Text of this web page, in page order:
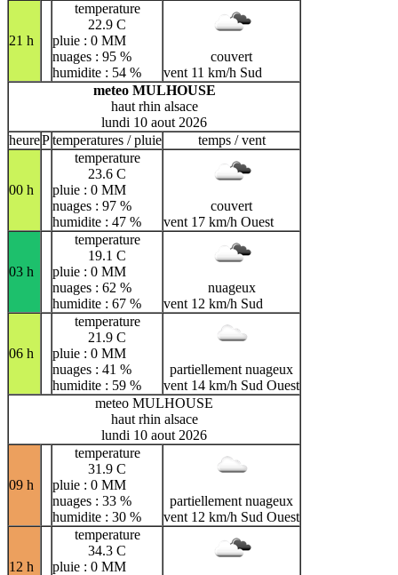
21 h
temperature
22.9 C
pluie : 0 MM
nuages : 95 %
humidite : 54 %
couvert
vent 11 km/h Sud
meteo MULHOUSE
haut rhin alsace
lundi 10 aout 2026
heurePtemperatures / pluie temps / vent
00 h
temperature
23.6 C
pluie : 0 MM
nuages : 97 %
humidite : 47 %
couvert
vent 17 km/h Ouest
03 h
temperature
19.1 C
pluie : 0 MM
nuages : 62 %
humidite : 67 %
nuageux
vent 12 km/h Sud
06 h
temperature
21.9 C
pluie : 0 MM
nuages : 41 %
humidite : 59 %
partiellement nuageux
vent 14 km/h Sud Ouest
meteo MULHOUSE
haut rhin alsace
lundi 10 aout 2026
09 h
temperature
31.9 C
pluie : 0 MM
nuages : 33 %
humidite : 30 %
partiellement nuageux
vent 12 km/h Sud Ouest
12 h
temperature
34.3 C
pluie : 0 MM